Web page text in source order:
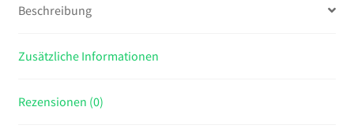
Mitte
mm,
Head
Beschreibung
Zusätzliche Informationen
Rezensionen (0)